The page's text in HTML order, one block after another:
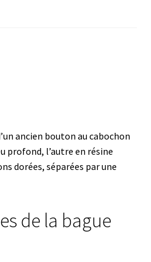
ancien bouton au cabochon
profond, l’autre en résine
dorées, séparées par une
de la bague